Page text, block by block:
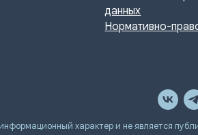
характер и не является